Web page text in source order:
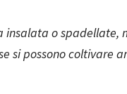
insalata o spadellate,
si possono coltivare